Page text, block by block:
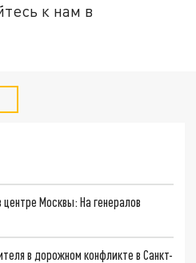
к нам в
Москвы: На генералов
в дорожном конфликте в Санкт-